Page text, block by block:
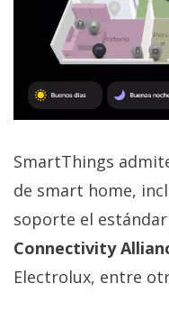
SmartThings
de smart home,
soporte el estándar
Connectivity
Electrolux, entre